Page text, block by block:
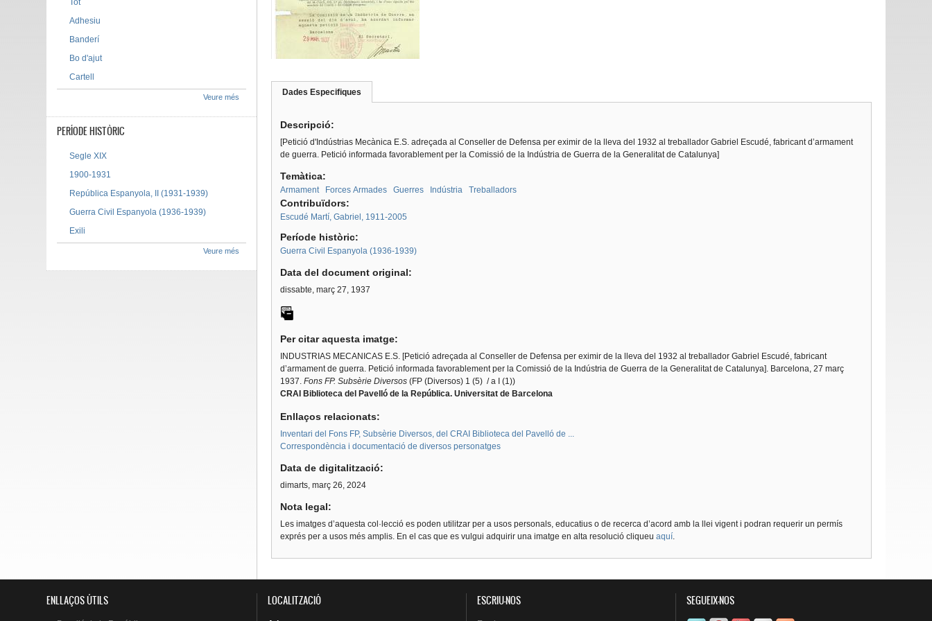
Dades Especifiques
activa)
Descripció:
[Petició d'Indústrias Mecànica E.S. adreçada al Conseller de Defensa per eximir de la lleva del 1932 al treballador Gabriel Escudé, fabricant d’armament
de guerra. Petició informada favorablement per la Comissió de la Indústria de Guerra de la Generalitat de Catalunya]
Temàtica:
Armament Forces Armades Guerres Indústria Treballadors
Contribuïdors:
Escudé Martí, Gabriel, 1911-2005
Període històric:
Guerra Civil Espanyola (1936-1939)
Data del document original:
dissabte, març 27, 1937
Per citar aquesta imatge:
INDUSTRIAS MECANICAS E.S. [Petició adreçada al Conseller de Defensa per eximir de la lleva del 1932 al treballador Gabriel Escudé, fabricant
d’armament de guerra. Petició informada favorablement per la Comissió de la Indústria de Guerra de la Generalitat de Catalunya]. Barcelona, 27 març
1937. Fons FP. Subsèrie Diversos (FP (Diversos) 1 (5) / a I (1))
CRAI Biblioteca del Pavelló de la República. Universitat de Barcelona
Enllaços relacionats:
Inventari del Fons FP, Subsèrie Diversos, del CRAI Biblioteca del Pavelló de ...
Correspondència i documentació de diversos personatges
Data de digitalització:
dimarts, març 26, 2024
Nota legal:
Les imatges d’aquesta col·lecció es poden utilitzar per a usos personals, educatius o de recerca d’acord amb la llei vigent i podran requerir un permís
exprés per a usos més amplis. En el cas que es vulgui adquirir una imatge en alta resolució cliqueu aquí.
Tot
Adhesiu
Banderí
Bo d'ajut
Cartell
Veure més
PERÍODE HISTÒRIC
Segle XIX
1900-1931
República Espanyola, II (1931-1939)
Guerra Civil Espanyola (1936-1939)
Exili
Veure més
ENLLAÇOS ÚTILS LOCALITZACIÓ ESCRIU-NOS SEGUEIX-NOS